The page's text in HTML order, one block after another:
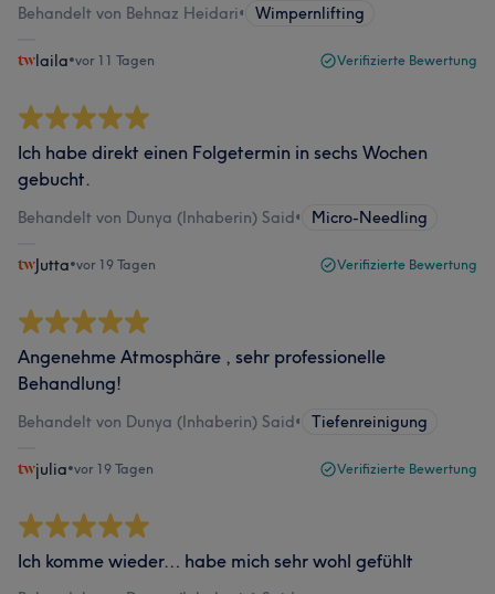
Behandelt von Behnaz Heidari• Wimpernlifting
laila•vor 11 Tagen Verifizierte Bewertung
Ich habe direkt einen Folgetermin in sechs Wochen
gebucht.
Behandelt von Dunya (Inhaberin) Said• Micro-Needling
Jutta•vor 19 Tagen Verifizierte Bewertung
Angenehme Atmosphäre , sehr professionelle
Behandlung!
Behandelt von Dunya (Inhaberin) Said• Tiefenreinigung
julia•vor 19 Tagen Verifizierte Bewertung
Ich komme wieder… habe mich sehr wohl gefühlt